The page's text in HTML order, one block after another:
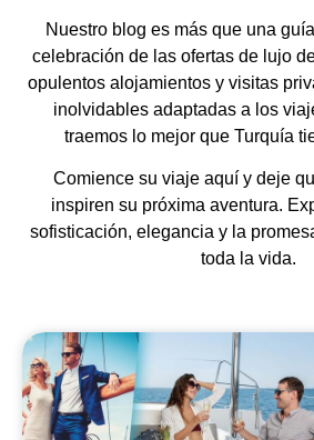
Nuestro blog es más que una
celebración de las ofertas de lujo
opulentos alojamientos y visitas
inolvidables adaptadas a los
traemos lo mejor que Turquía
Comience su viaje aquí y deje
inspiren su próxima aventura.
sofisticación, elegancia y la
toda la vida.